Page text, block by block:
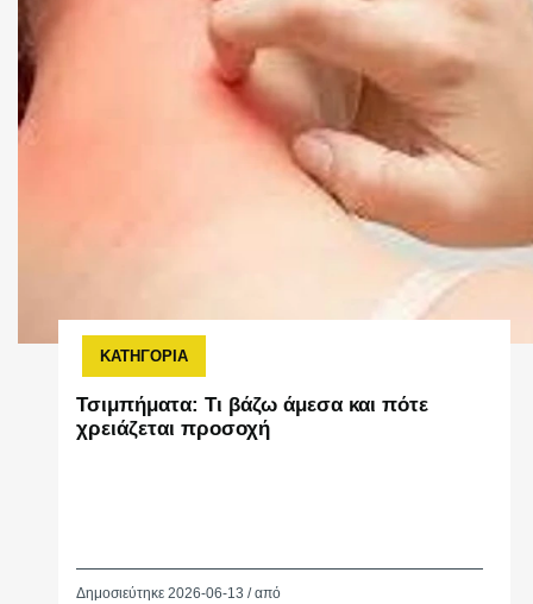
ΚΑΤΗΓΟΡΙΑ
Τσιμπήματα: Τι βάζω άμεσα και πότε
χρειάζεται προσοχή
Δημοσιεύτηκε 2026-06-13 / από